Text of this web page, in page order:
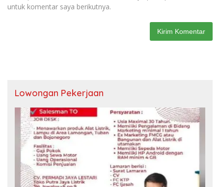
untuk komentar saya berikutnya.
Lowongan Pekerjaan